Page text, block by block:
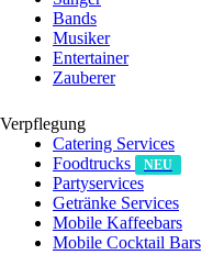
Bands
Musiker
Entertainer
Zauberer
Verpflegung
Catering Services
Foodtrucks
NEU
Partyservices
Getränke Services
Mobile Kaffeebars
Mobile Cocktail Bars